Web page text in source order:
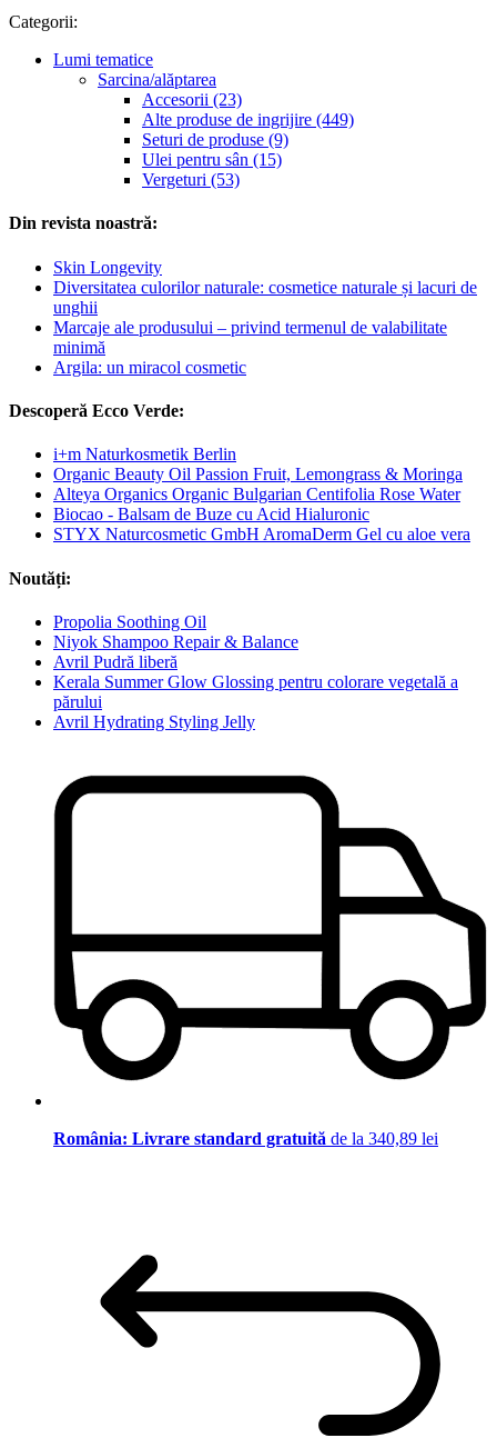
Categorii:
Lumi tematice
Sarcina/alăptarea
Accesorii (23)
Alte produse de ingrijire (449)
Seturi de produse (9)
Ulei pentru sân (15)
Vergeturi (53)
Din revista noastră:
Skin Longevity
Diversitatea culorilor naturale: cosmetice naturale și lacuri de
unghii
Marcaje ale produsului – privind termenul de valabilitate
minimă
Argila: un miracol cosmetic
Descoperă Ecco Verde:
i+m Naturkosmetik Berlin
Organic Beauty Oil Passion Fruit, Lemongrass & Moringa
Alteya Organics Organic Bulgarian Centifolia Rose Water
Biocao - Balsam de Buze cu Acid Hialuronic
STYX Naturcosmetic GmbH AromaDerm Gel cu aloe vera
Noutăți:
Propolia Soothing Oil
Niyok Shampoo Repair & Balance
Avril Pudră liberă
Kerala Summer Glow Glossing pentru colorare vegetală a
părului
Avril Hydrating Styling Jelly
România: Livrare standard gratuită de la 340,89 lei